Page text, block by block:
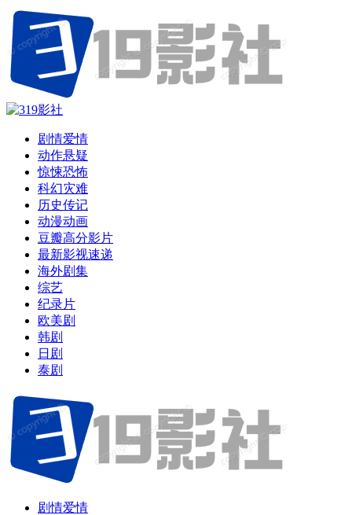
剧情爱情
动作悬疑
惊悚恐怖
科幻灾难
历史传记
动漫动画
豆瓣高分影片
最新影视速递
海外剧集
综艺
纪录片
欧美剧
韩剧
日剧
泰剧
剧情爱情